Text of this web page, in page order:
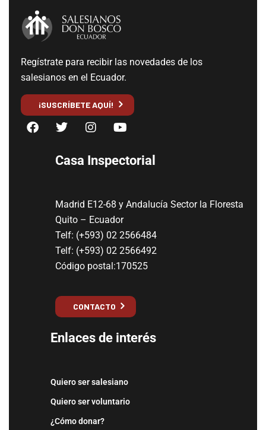
Regístrate para recibir las novedades de los
salesianos en el Ecuador.
¡SUSCRÍBETE AQUÍ!
Casa Inspectorial
Madrid E12-68 y Andalucía Sector la Floresta
Quito – Ecuador
Telf: (+593) 02 2566484
Telf: (+593) 02 2566492
Código postal:170525
CONTACTO
Enlaces de interés
Quiero ser salesiano
Quiero ser voluntario
¿Cómo donar?